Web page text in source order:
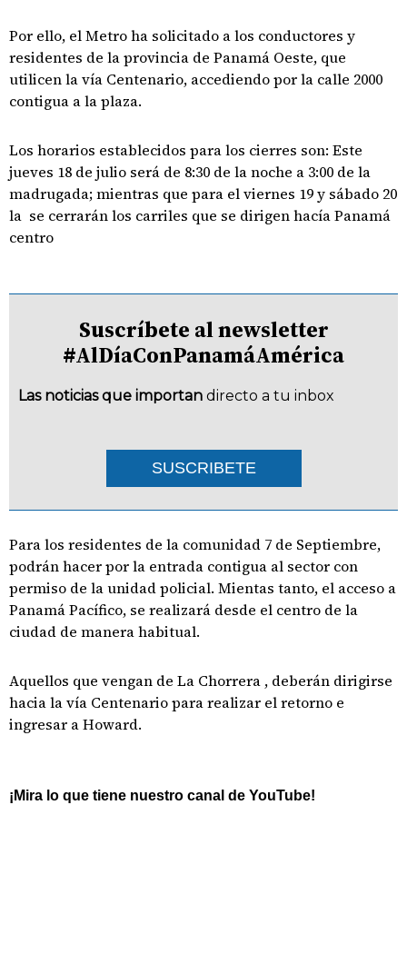
Por ello, el Metro ha solicitado a los conductores y
residentes de la provincia de Panamá Oeste, que
utilicen la vía Centenario, accediendo por la calle 2000
contigua a la plaza.
Los horarios establecidos para los cierres son: Este
jueves 18 de julio será de 8:30 de la noche a 3:00 de la
madrugada; mientras que para el viernes 19 y sábado 20
la se cerrarán los carriles que se dirigen hacía Panamá
centro
Suscríbete al newsletter
#AlDíaConPanamáAmérica
Las noticias que importan directo a tu inbox
SUSCRIBETE
Para los residentes de la comunidad 7 de Septiembre,
podrán hacer por la entrada contigua al sector con
permiso de la unidad policial. Mientas tanto, el acceso a
Panamá Pacífico, se realizará desde el centro de la
ciudad de manera habitual.
Aquellos que vengan de La Chorrera , deberán dirigirse
hacia la vía Centenario para realizar el retorno e
ingresar a Howard.
¡Mira lo que tiene nuestro canal de YouTube!